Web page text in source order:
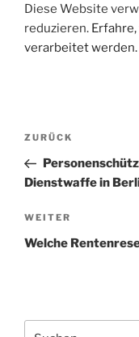
Diese Website
reduzieren.
verarbeitet werden.
Vorheriger
Beitrag
ZURÜCK
Dienstwaffe in
Nächster
Beitrag
WEITER
Welche